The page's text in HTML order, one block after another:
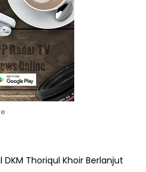
Thoriqul Khoir Berlanjut